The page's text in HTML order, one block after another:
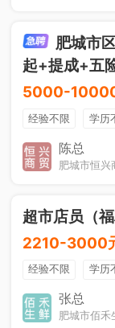
肥城市
起+提成+五
5000-
经验不限 学历
综合补贴
社保五险
陈总
肥城市恒兴
超市店员（
2210-3000
经验不限 学历
综合补贴张总
肥城市佰禾